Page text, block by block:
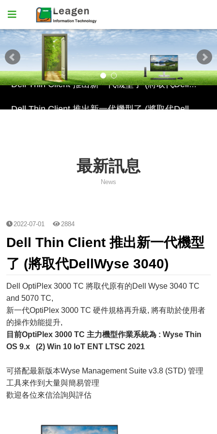
Dell Thin Client 推出新一代機型了 (將取代DellWyse 3040)
Dell Thin Client 推出新一代機型了 (將取代DellWyse 3040)
最新訊息
News
2022-07-01 2884
Dell Thin Client 推出新一代機型
了 (將取代DellWyse 3040)
Dell OptiPlex 3000 TC 將取代原有的Dell Wyse 3040 TC
and 5070 TC,
新一代OptiPlex 3000 TC 硬件規格再升級, 將有助於使用者
的操作効能提升,
目前OptiPlex 3000 TC 主力機型作業系統為 : Wyse Thin
OS 9.x (2) Win 10 IoT ENT LTSC 2021
可搭配最新版本Wyse Management Suite v3.8 (STD) 管理
工具來作到大量與簡易管理
歡迎各位來信洽詢與評估